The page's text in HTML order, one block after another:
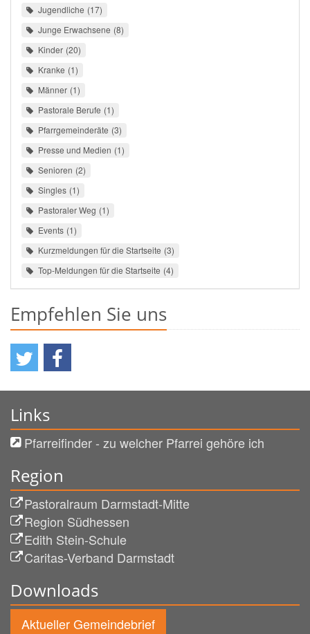
Jugendliche 17
Junge Erwachsene 8
Kinder 20
Kranke 1
Männer 1
Pastorale Berufe 1
Pfarrgemeinderäte 3
Presse und Medien 1
Senioren 2
Singles 1
Pastoraler Weg 1
Events 1
Kurzmeldungen für die Startseite 3
Top-Meldungen für die Startseite 4
Empfehlen Sie uns
Links
Pfarreifinder - zu welcher Pfarrei gehöre ich
Region
Pastoralraum Darmstadt-Mitte
Region Südhessen
Edith Stein-Schule
Caritas-Verband Darmstadt
Downloads
Aktueller Gemeindebrief